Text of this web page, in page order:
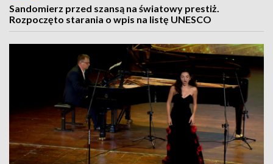
Sandomierz przed szansą na światowy prestiż.
Rozpoczęto starania o wpis na listę UNESCO